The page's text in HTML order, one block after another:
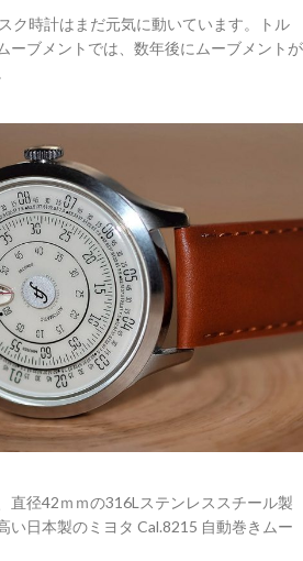
ク時計はまだ元気に動いています。トル
ーブメントでは、数年後にムーブメントが
直径42ｍｍの316Lステンレススチール製
い日本製のミヨタ Cal.8215 自動巻きムー